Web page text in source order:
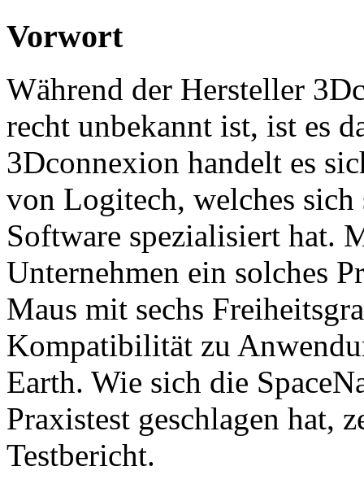
Vorwort
Während der Hersteller
recht unbekannt ist, ist es
3Dconnexion handelt es
von Logitech, welches
Software spezialisiert hat.
Unternehmen ein solches
Maus mit sechs
Kompatibilität zu
Earth. Wie sich die
Praxistest geschlagen hat,
Testbericht.